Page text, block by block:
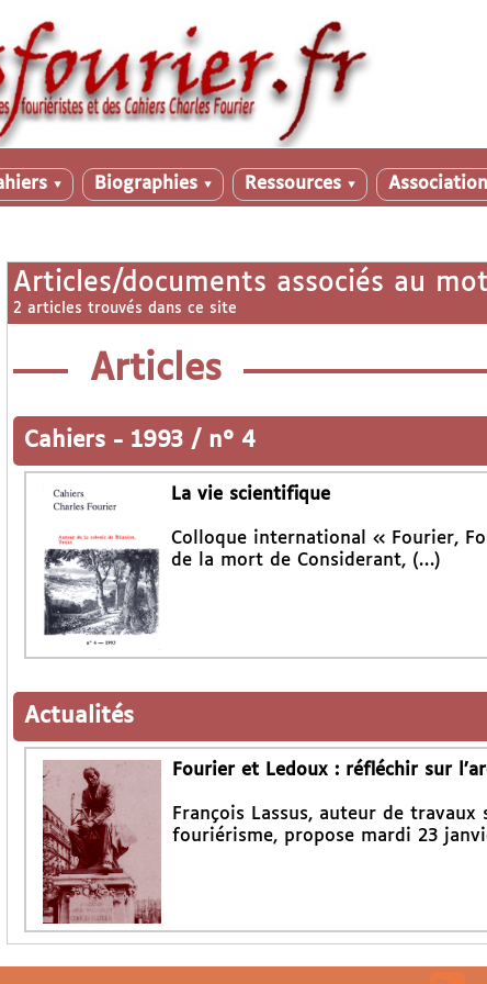
▼ Biographies ▼ Ressources ▼ Association
Articles/documents associés au
2 articles trouvés dans ce site
Articles
Cahiers - 1993 / n° 4
La vie scientifique
Colloque international « Fourier,
de la mort de Considerant, (…)
Actualités
Fourier et Ledoux : réfléchir sur
François Lassus, auteur de
fouriérisme, propose mardi 23